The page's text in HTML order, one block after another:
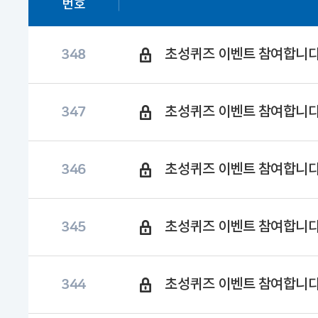
번호
348 초성퀴즈 이벤트 참여합니
347 초성퀴즈 이벤트 참여합니
346 초성퀴즈 이벤트 참여합니
345 초성퀴즈 이벤트 참여합니
344 초성퀴즈 이벤트 참여합니